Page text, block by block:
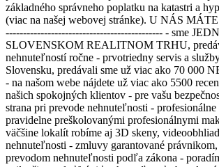
základného správneho poplatku na katastri a
(viac na našej webovej stránke). U NÁS
--------------------------------------------- - sme
SLOVENSKOM REALITNOM TRHU,
nehnuteľností ročne - prvotriedny servis a
Slovensku, predávali sme už viac ako 70 000
- na našom webe nájdete už viac ako 5500
našich spokojných klientov - pre vašu
strana pri prevode nehnuteľnosti -
pravidelne preškolovanými profesionálnymi
väčšine lokalít robíme aj 3D skeny,
nehnuteľnosti - zmluvy garantované
prevodom nehnuteľnosti podľa zákona -